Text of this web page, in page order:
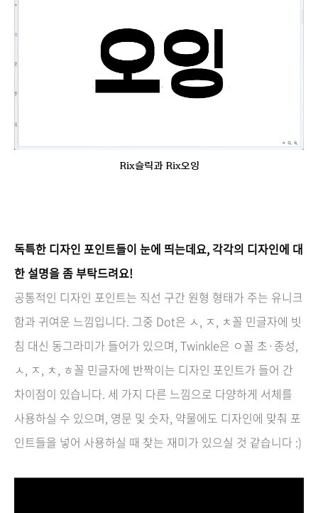
Rix슬릭과 Rix오잉
독특한 디자인 포인트들이 눈에 띄는데요, 각각의 디자인에 대
한 설명을 좀 부탁드려요!
공통적인 디자인 포인트는 직선 구간 원형 형태가 주는 유니크
함과 귀여운 느낌입니다. 그중 Dot은 ㅅ, ㅈ, ㅊ꼴 민글자에 빗
침 대신 동그라미가 들어가 있으며, Twinkle은 ㅇ꼴 초·종성,
ㅅ, ㅈ, ㅊ, ㅎ꼴 민글자에 반짝이는 디자인 포인트가 들어 간
차이점이 있습니다. 세 가지 다른 느낌으로 다양하게 서체를
사용하실 수 있으며, 영문 및 숫자, 약물에도 디자인에 맞춰 포
인트들을 넣어 사용하실 때 찾는 재미가 있으실 것 같습니다 :)